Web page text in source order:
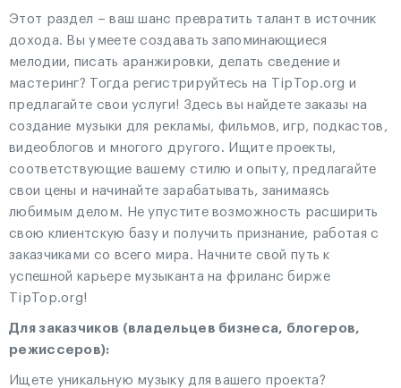
Этот раздел – ваш шанс превратить талант в источник
дохода. Вы умеете создавать запоминающиеся
мелодии, писать аранжировки, делать сведение и
мастеринг? Тогда регистрируйтесь на TipTop.org и
предлагайте свои услуги! Здесь вы найдете заказы на
создание музыки для рекламы, фильмов, игр, подкастов,
видеоблогов и многого другого. Ищите проекты,
соответствующие вашему стилю и опыту, предлагайте
свои цены и начинайте зарабатывать, занимаясь
любимым делом. Не упустите возможность расширить
свою клиентскую базу и получить признание, работая с
заказчиками со всего мира. Начните свой путь к
успешной карьере музыканта на фриланс бирже
TipTop.org!
Для заказчиков (владельцев бизнеса, блогеров,
режиссеров):
Ищете уникальную музыку для вашего проекта?